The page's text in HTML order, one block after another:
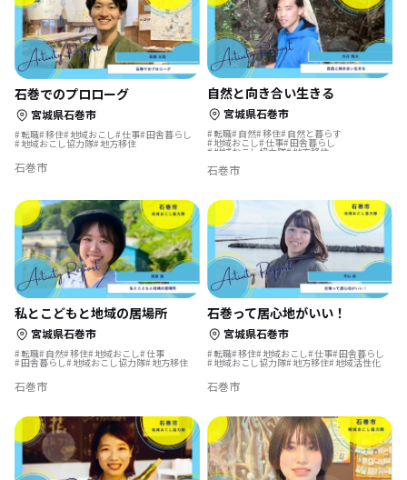
石巻でのプロローグ
宮城県石巻市
転職 移住 地域おこし 仕事 田舎暮らし
地域おこし協力隊 地方移住
石巻市
自然と向き合い生きる
宮城県石巻市
転職 自然 移住 自然と暮らす
地域おこし 仕事 田舎暮らし
地域おこし協力隊 地方移住
石巻市
私とこどもと地域の居場所
宮城県石巻市
転職 自然 移住 地域おこし 仕事
田舎暮らし 地域おこし協力隊 地方移住
石巻市
石巻って居心地がいい！
宮城県石巻市
転職 移住 地域おこし 仕事 田舎暮らし
地域おこし協力隊 地方移住 地域活性化
石巻市